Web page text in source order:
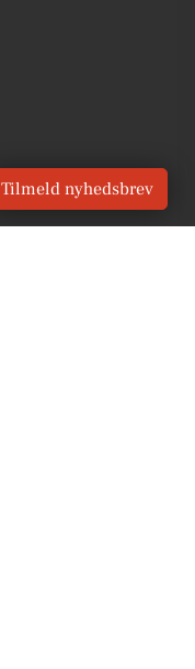
Tilmeld nyhedsbrev